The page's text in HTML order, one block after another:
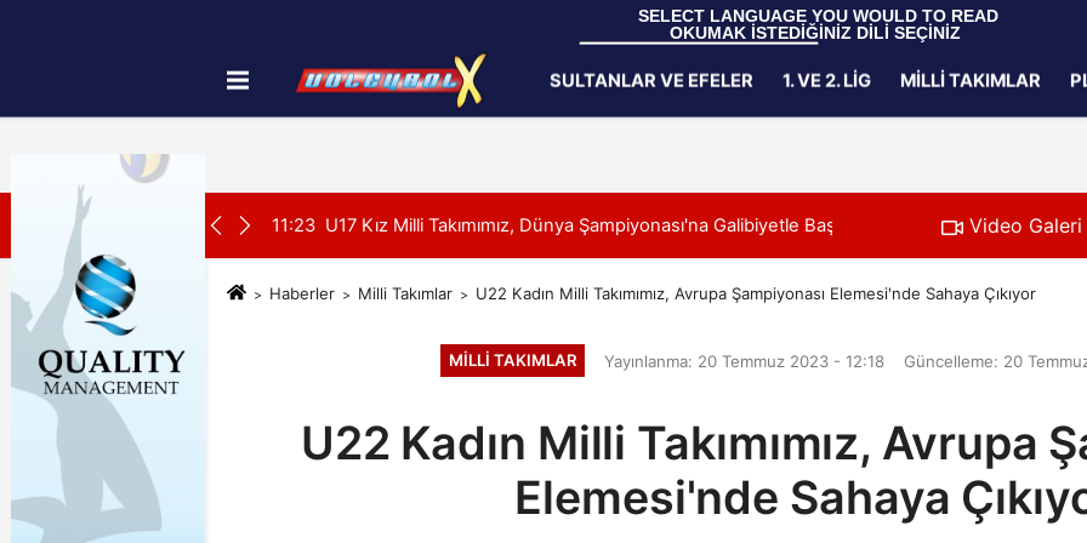
SELECT LANGUAGE YOU WOULD TO READ
OKUMAK İSTEDİĞİNİZ DİLİ SEÇİNİZ
İletişim Çerez Politikası
SULTANLAR VE EFELER 1. VE 2. LIG MILLI TAKIMLAR
SON DAKİKA: U17 Kız Milli Takımımız, Dünya Şampiyonası'na Galibiyetle Başladı 11:21 2026 Akdeniz Oyunları'ndaki
Video Galeri
Haberler Milli Takımlar U22 Kadın Milli Takımımız, Avrupa Şampiyonası Elemesi'nde Sahaya Çıkıyor
MILLI TAKIMLAR Yayınlanma: 20 Temmuz 2023 - 12:18 Güncelleme: 20
U22 Kadın Milli Takımımız, Avrupa
Elemesi'nde Sahaya